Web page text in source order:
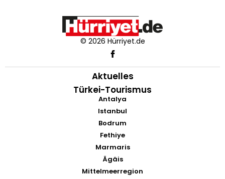
© 2026 Hürriyet.de
Aktuelles
Türkei-Tourismus
Antalya
Istanbul
Bodrum
Fethiye
Marmaris
Ägäis
Mittelmeerregion